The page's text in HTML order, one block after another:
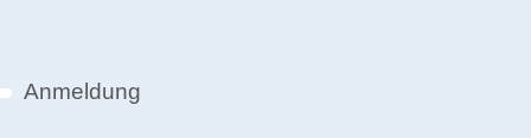
Anmeldung